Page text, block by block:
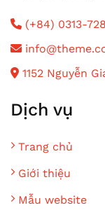
(+84) 0313-
1152 Nguyễn
Dịch vụ
Trang chủ
Giới thiệu
Mẫu website